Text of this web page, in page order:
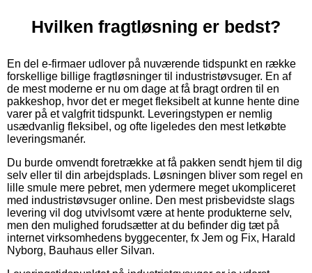
Hvilken fragtløsning er bedst?
En del e-firmaer udlover på nuværende tidspunkt en række
forskellige billige fragtløsninger til industristøvsuger. En af
de mest moderne er nu om dage at få bragt ordren til en
pakkeshop, hvor det er meget fleksibelt at kunne hente dine
varer på et valgfrit tidspunkt. Leveringstypen er nemlig
usædvanlig fleksibel, og ofte ligeledes den mest letkøbte
leveringsmanér.
Du burde omvendt foretrække at få pakken sendt hjem til dig
selv eller til din arbejdsplads. Løsningen bliver som regel en
lille smule mere pebret, men ydermere meget ukompliceret
med industristøvsuger online. Den mest prisbevidste slags
levering vil dog utvivlsomt være at hente produkterne selv,
men den mulighed forudsætter at du befinder dig tæt på
internet virksomhedens byggecenter, fx Jem og Fix, Harald
Nyborg, Bauhaus eller Silvan.